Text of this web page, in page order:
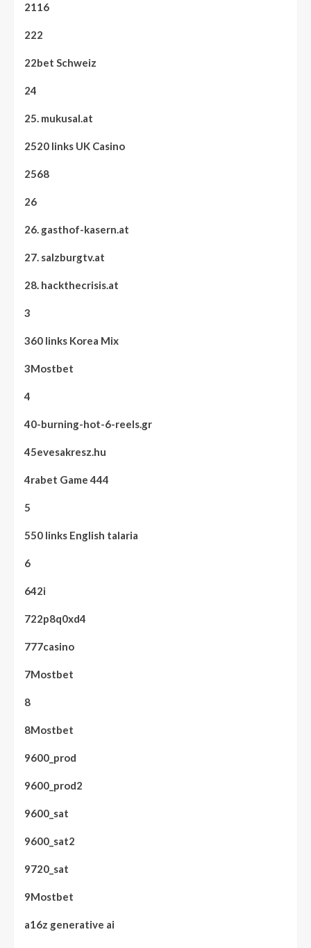
2116
222
22bet Schweiz
24
25. mukusal.at
2520 links UK Casino
2568
26
26. gasthof-kasern.at
27. salzburgtv.at
28. hackthecrisis.at
3
360 links Korea Mix
3Mostbet
4
40-burning-hot-6-reels.gr
45evesakresz.hu
4rabet Game 444
5
550 links English talaria
6
642i
722p8q0xd4
777casino
7Mostbet
8
8Mostbet
9600_prod
9600_prod2
9600_sat
9600_sat2
9720_sat
9Mostbet
a16z generative ai